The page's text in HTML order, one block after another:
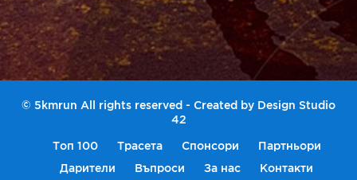
© 5kmrun All rights reserved - Created by Design Studio
42
Топ 100 Трасета Спонсори
Партньори
Дарители
Въпроси За нас Контакти